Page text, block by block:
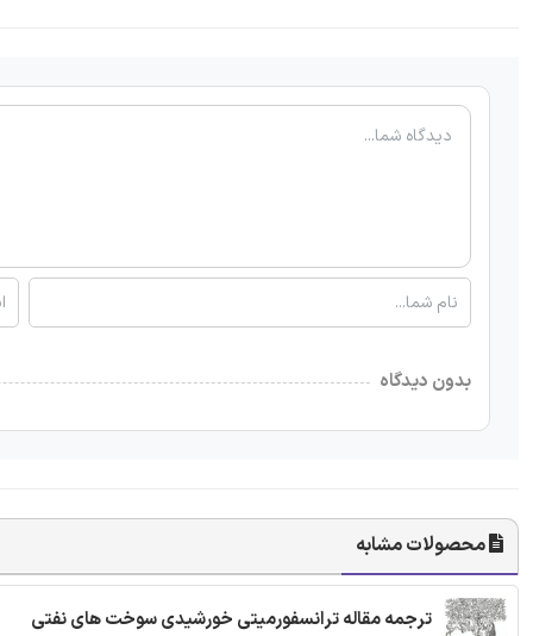
بدون دیدگاه
محصولات مشابه
ترجمه مقاله ترانسفورمیتی خورشیدی سوخت های نفتی